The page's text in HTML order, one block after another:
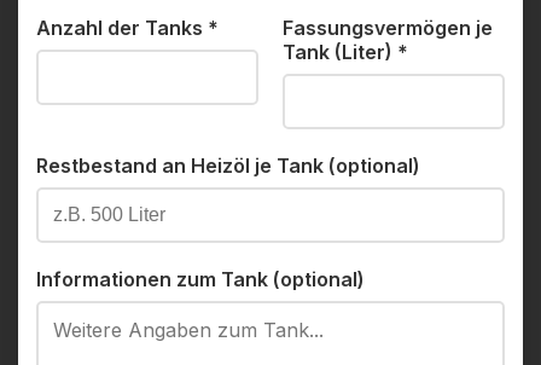
Anzahl der Tanks *
Fassungsvermögen je
Tank (Liter) *
Restbestand an Heizöl je Tank (optional)
Informationen zum Tank (optional)